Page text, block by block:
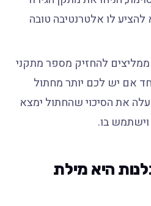
לו אלטרנטיבה טובה
להחזיק מספר מתקני
אם יש לכם יותר מחתול
את הסיכוי שהחתול ימצא
בו.
היא מילת